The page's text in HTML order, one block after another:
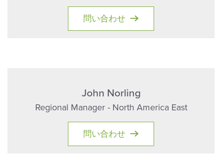
問い合わせ
John Norling
Regional Manager - North America East
問い合わせ